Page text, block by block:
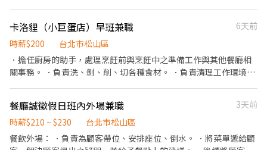
接待 ​維持優雅用餐環境 ​分站式餐點製作（接龍式流暢作業） ​設備維
護與食材管理 ​條件加分： 具備餐飲經驗者優，但更歡迎有服務熱
忱、追求細節的你。 ​⏰ 工作時間（排班靈活） ​【 台北 101 美食街
】📍 7/1 隆重登場！ ​早班：09:30 - 13:30 ​中班：13:30 - 18:30 ​晚
班：18:30 - 22:30 ​【 永康店 】&【 信義店 】 ​午間餐期：10:00 -
14:00 / 10:00 - 17:00 ​晚間餐期：16:45 - 20:30 ​長期兼職標準： 1. 基
本配合 6 個月以上。 2. 每月配合總工時 80 小時以上。 ​💰 薪資與福
升為訓練員最高可達 240元/小時！ ​安心保障： 依法投保、免費年度
健康檢查（我們比你更在意你的健康）。 ​專屬福利： 質感員工制
帳、收銀等工作。 ．負責清理工作環境、設備和餐具。 ．協助測量
食材的容量與重量。 ．負責擺盤、打包外帶服務。 ．需要輪流洗碗
和備料。 🌟員工福利： 🥩免費供應員工餐、🥤泰奶無限♾️、勞保、
健保、勞退金、彈性休假⛱️ 🌟前3天時薪$196，若表現優秀迅速上
$210起。 🌟給班時間可以彈性。 🌟若不滿一個月離職，則薪水需於
每個月10號（遇假日延後至上班日）自行到店領現，謝謝🙏 👏🏽歡
迎加入我們泰國🇹🇭狂熱者的大家庭👊❤️
卡洛貍（小巨蛋店）早班兼職
6天前
時薪$200
台北市松山區
．擔任廚房的助手，處理烹飪前與烹飪中之準備工作與其他餐廳相
關事務。 ．負責洗、剝、削、切各種食材。 ．負責清理工作環境、
餐廳誠徵假日班內外場兼職
3天前
時薪$210 ~ $230
台北市松山區
餐飲外場： ．負責為顧客帶位、安排座位、倒水。 ．將菜單遞給顧